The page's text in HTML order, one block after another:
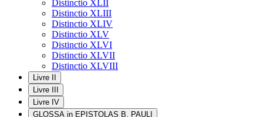
Distinctio XLII
Distinctio XLIII
Distinctio XLIV
Distinctio XLV
Distinctio XLVI
Distinctio XLVII
Distinctio XLVIII
Livre II
Livre III
Livre IV
GLOSSA in EPISTOLAS B. PAULI